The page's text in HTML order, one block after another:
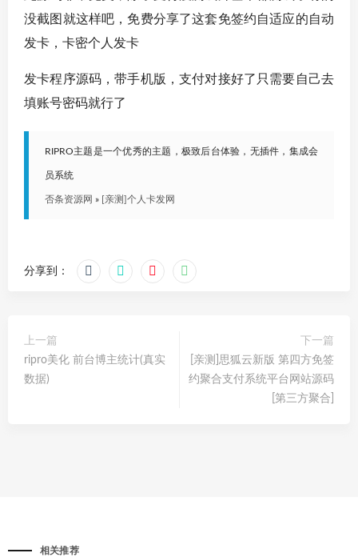
没截图就这样吧，免费分享了这套免签约自适应的自动
发卡，卡密个人发卡
发卡程序源码，带手机版，支付对接好了只需要自己去
填账号密码就行了
RIPRO主题是一个优秀的主题，极致后台体验，无插件，集成会
员系统
否条资源网 » [亲测]个人卡发网
分享到：
上一篇
ripro美化 前台博主统计(真实
数据)
下一篇
[亲测]思狐云新版 第四方免签
约聚合支付系统平台网站源码
[第三方聚合]
相关推荐